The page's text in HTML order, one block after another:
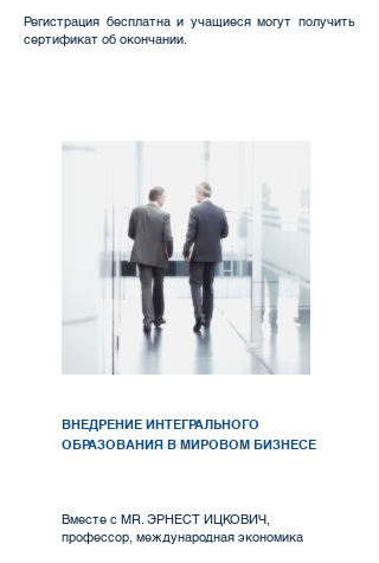
Регистрация бесплатна и учащиеся могут получить
сертификат об окончании.
ВНЕДРЕНИЕ ИНТЕГРАЛЬНОГО
ОБРАЗОВАНИЯ В МИРОВОМ БИЗНЕСЕ
Вместе с MR. ЭРНЕСТ ИЦКОВИЧ,
профессор, международная экономика